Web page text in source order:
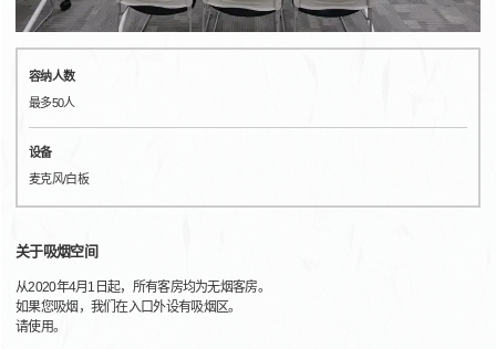
容纳人数
最多50人
设备
麦克风/白板
关于吸烟空间
从2020年4月1日起，所有客房均为无烟客房。
如果您吸烟，我们在入口外设有吸烟区。
请使用。